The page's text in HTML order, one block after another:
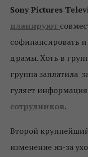
Sony Pictures
планируют
софинансировать
драмы. Хоть в
группа заплатила
гуляет
сотрудников.
Второй
изменение из-за